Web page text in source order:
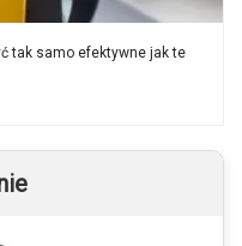
tak samo efektywne jak te